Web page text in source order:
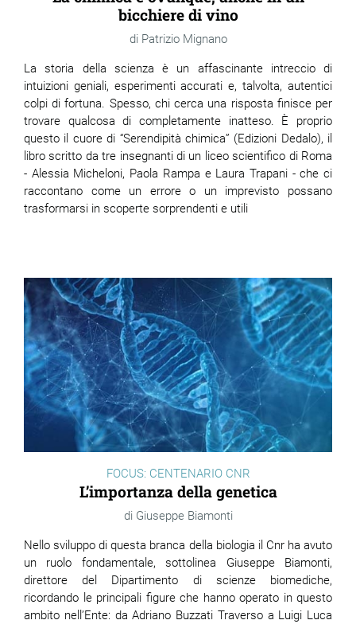
bicchiere di vino
Patrizio Mignano
La storia della scienza è un affascinante intreccio di
intuizioni geniali, esperimenti accurati e, talvolta, autentici
colpi di fortuna. Spesso, chi cerca una risposta finisce per
trovare qualcosa di completamente inatteso. È proprio
questo il cuore di “Serendipità chimica” (Edizioni Dedalo), il
libro scritto da tre insegnanti di un liceo scientifico di Roma
- Alessia Micheloni, Paola Rampa e Laura Trapani - che ci
raccontano come un errore o un imprevisto possano
trasformarsi in scoperte sorprendenti e utili
FOCUS: CENTENARIO CNR
L’importanza della genetica
Giuseppe Biamonti
Nello sviluppo di questa branca della biologia il Cnr ha avuto
un ruolo fondamentale, sottolinea Giuseppe Biamonti,
direttore del Dipartimento di scienze biomediche,
ricordando le principali figure che hanno operato in questo
ambito nell’Ente: da Adriano Buzzati Traverso a Luigi Luca